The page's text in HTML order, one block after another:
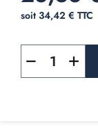
soit 34,42 € TTC